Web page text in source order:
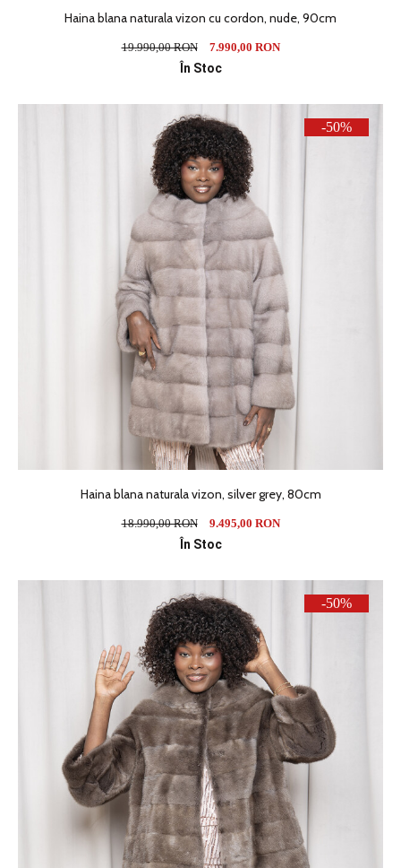
Haina blana naturala vizon cu cordon, nude, 90cm
19.990,00 RON 7.990,00 RON
În Stoc
-50%
Haina blana naturala vizon, silver grey, 80cm
18.990,00 RON 9.495,00 RON
În Stoc
-50%